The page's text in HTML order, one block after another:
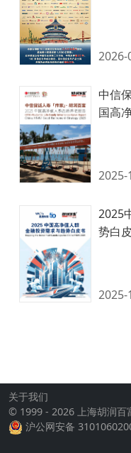
关于我们
© 1999 - 2026 上海胡润百
沪公网安备